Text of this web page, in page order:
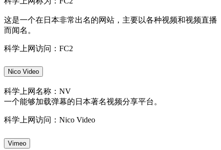
这是一个在日本非常出名的网站，主要以各种视频和视频直播
而闻名。
科学上网访问：FC2
Nico Video
科学上网名称：NV
一个能够加载弹幕的日本著名视频分享平台。
科学上网访问：Nico Video
Vimeo